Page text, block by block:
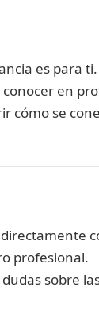
es para
en
cómo se
profesional.
sobre